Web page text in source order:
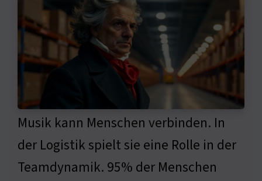
Musik kann Menschen verbinden. In
der Logistik spielt sie eine Rolle in der
Teamdynamik. 95% der Menschen